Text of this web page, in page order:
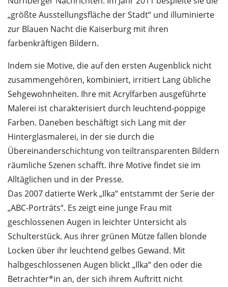
„größte Ausstellungsfläche der Stadt“ und illuminierte
zur Blauen Nacht die Kaiserburg mit ihren
farbenkräftigen Bildern.
Indem sie Motive, die auf den ersten Augenblick nicht
zusammengehören, kombiniert, irritiert Lang übliche
Sehgewohnheiten. Ihre mit Acrylfarben ausgeführte
Malerei ist charakterisiert durch leuchtend-poppige
Farben. Daneben beschäftigt sich Lang mit der
Hinterglasmalerei, in der sie durch die
Übereinanderschichtung von teiltransparenten Bildern
räumliche Szenen schafft. Ihre Motive findet sie im
Alltäglichen und in der Presse.
Das 2007 datierte Werk „Ilka“ entstammt der Serie der
„ABC-Porträts“. Es zeigt eine junge Frau mit
geschlossenen Augen in leichter Untersicht als
Schulterstück. Aus ihrer grünen Mütze fallen blonde
Locken über ihr leuchtend gelbes Gewand. Mit
halbgeschlossenen Augen blickt „Ilka“ den oder die
Betrachter*in an, der sich ihrem Auftritt nicht